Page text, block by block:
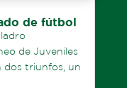
de fútbol
de Juveniles
dos triunfos, un